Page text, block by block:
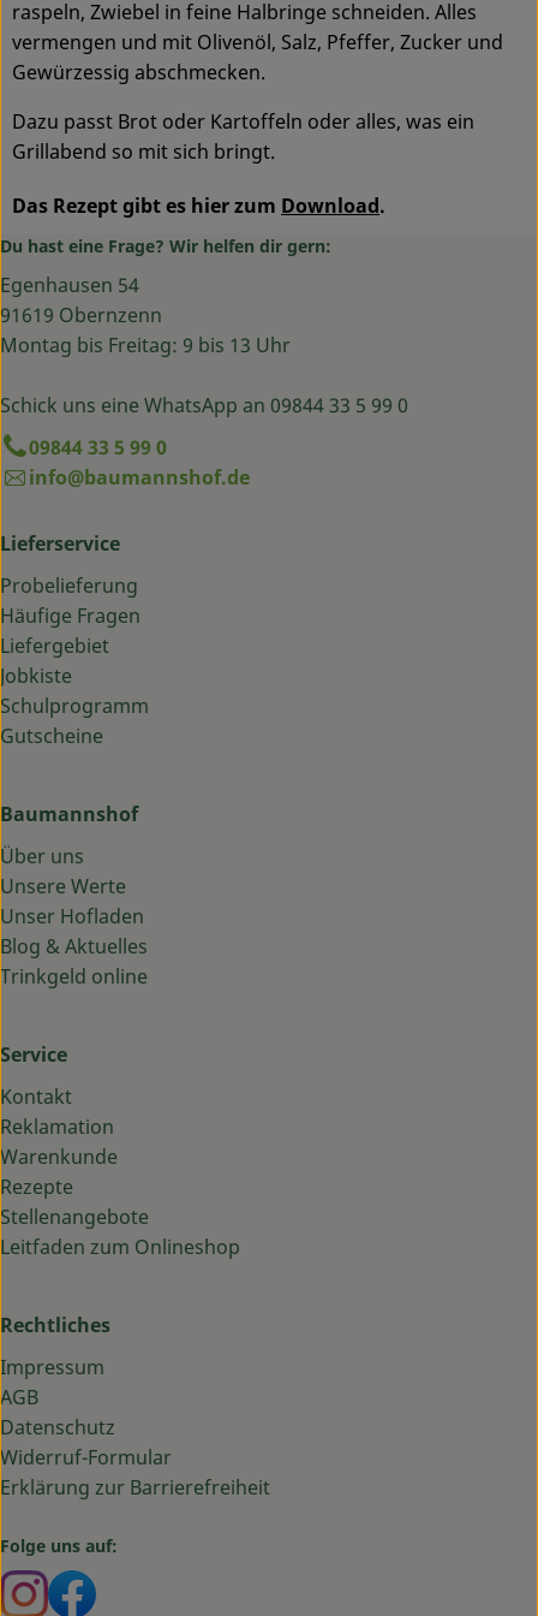
raspeln, Zwiebel in feine Halbringe schneiden. Alles
vermengen und mit Olivenöl, Salz, Pfeffer, Zucker und
Gewürzessig abschmecken.
Dazu passt Brot oder Kartoffeln oder alles, was ein
Grillabend so mit sich bringt.
Das Rezept gibt es hier zum Download.
Du hast eine Frage? Wir helfen dir gern:
Egenhausen 54
91619 Obernzenn
Montag bis Freitag: 9 bis 13 Uhr
Schick uns eine WhatsApp an 09844 33 5 99 0
09844 33 5 99 0
info@baumannshof.de
Lieferservice
Probelieferung
Häufige Fragen
Liefergebiet
Jobkiste
Schulprogramm
Gutscheine
Baumannshof
Über uns
Unsere Werte
Unser Hofladen
Blog & Aktuelles
Trinkgeld online
Service
Kontakt
Reklamation
Warenkunde
Rezepte
Stellenangebote
Leitfaden zum Onlineshop
Rechtliches
Impressum
AGB
Datenschutz
Widerruf-Formular
Erklärung zur Barrierefreiheit
Folge uns auf:
Externer Link zu https://www.instagram.com/
Externer Link zu https://www.facebook.com/